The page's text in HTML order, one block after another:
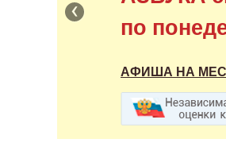
в нашем
АФИША НА
по
АФИША НА
‹